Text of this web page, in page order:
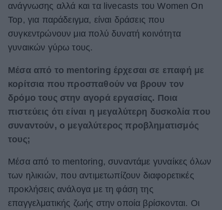
ανάγνωσης αλλά και τα livecasts του Women On
Top, για παράδειγμα, είναι δράσεις που
συγκεντρώνουν μια πολύ δυνατή κοινότητα
γυναικών γύρω τους.
Μέσα από το mentoring έρχεσαι σε επαφή με
κορίτσια που προσπαθούν να βρουν τον
δρόμο τους στην αγορά εργασίας. Ποια
πιστεύεις ότι είναι η μεγαλύτερη δυσκολία που
συναντούν, ο μεγαλύτερος προβληματισμός
τους;
Μέσα από το mentoring, συναντάμε γυναίκες όλων
των ηλικιών, που αντιμετωπίζουν διαφορετικές
προκλήσεις ανάλογα με τη φάση της
επαγγελματικής ζωής στην οποία βρίσκονται. Οι